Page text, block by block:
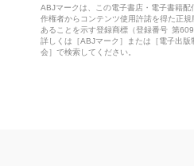
ABJマークは、この電子書店・電子書籍配
作権者からコンテンツ使用許諾を得た正
あることを示す登録商標（登録番号 第
詳しくは［ABJマーク］または［電子出版
会］で検索してください。